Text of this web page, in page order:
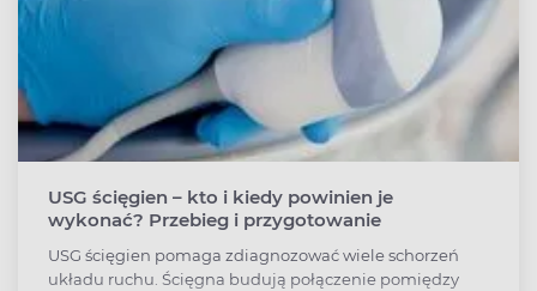
USG ścięgien – kto i kiedy powinien je
wykonać? Przebieg i przygotowanie
USG ścięgien pomaga zdiagnozować wiele schorzeń
układu ruchu. Ścięgna budują połączenie pomiędzy